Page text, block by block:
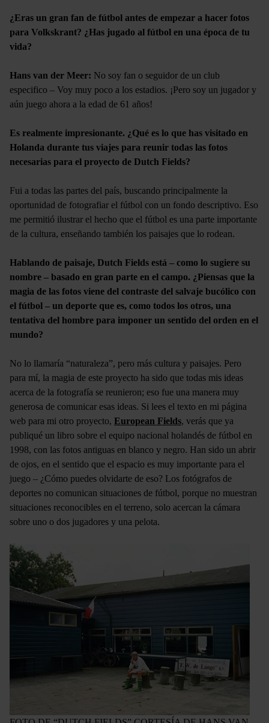
¿Eras un gran fan de fútbol antes de empezar a hacer fotos
para Volkskrant? ¿Has jugado al fútbol en una época de tu
vida?
Hans van der Meer: No soy fan o seguidor de un club
especifico – Voy muy poco a los estadios. ¡Pero soy un jugador y
aún juego ahora a la edad de 61 años!
Es realmente impresionante. ¿Qué es lo que has visitado en
Holanda durante tus viajes para reunir todas las fotos
necesarias para el proyecto de Dutch Fields?
Fui a todas las partes del país, buscando principalmente la
oportunidad de fotografiar el fútbol con un fondo descriptivo. Eso
me permitió ilustrar el hecho que el fútbol es una parte importante
de la cultura, enseñando también los paisajes que lo rodean.
Hablando de paisaje, Dutch Fields está – como lo sugiere su
nombre – basado en gran parte en el campo. ¿Piensas que la
magia de las fotos viene del contraste del salvaje bucólico con
el fútbol – un deporte que es, como todos los otros, una
tentativa del hombre para imponer un sentido del orden en el
mundo?
No lo llamaría “naturaleza”, pero más cultura y paisajes. Pero
para mí, la magia de este proyecto ha sido que todas mis ideas
acerca de la fotografía se reunieron; eso fue una manera muy
generosa de comunicar esas ideas. Si lees el texto en mi página
web para mi otro proyecto, European Fields, verás que ya
publiqué un libro sobre el equipo nacional holandés de fútbol en
1998, con las fotos antiguas en blanco y negro. Han sido un abrir
de ojos, en el sentido que el espacio es muy importante para el
juego – ¿Cómo puedes olvidarte de eso? Los fotógrafos de
deportes no comunican situaciones de fútbol, porque no muestran
situaciones reconocibles en el terreno, solo acercan la cámara
sobre uno o dos jugadores y una pelota.